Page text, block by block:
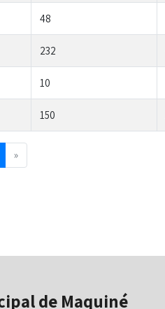
48
232
10
150
»Next
de Maquiné